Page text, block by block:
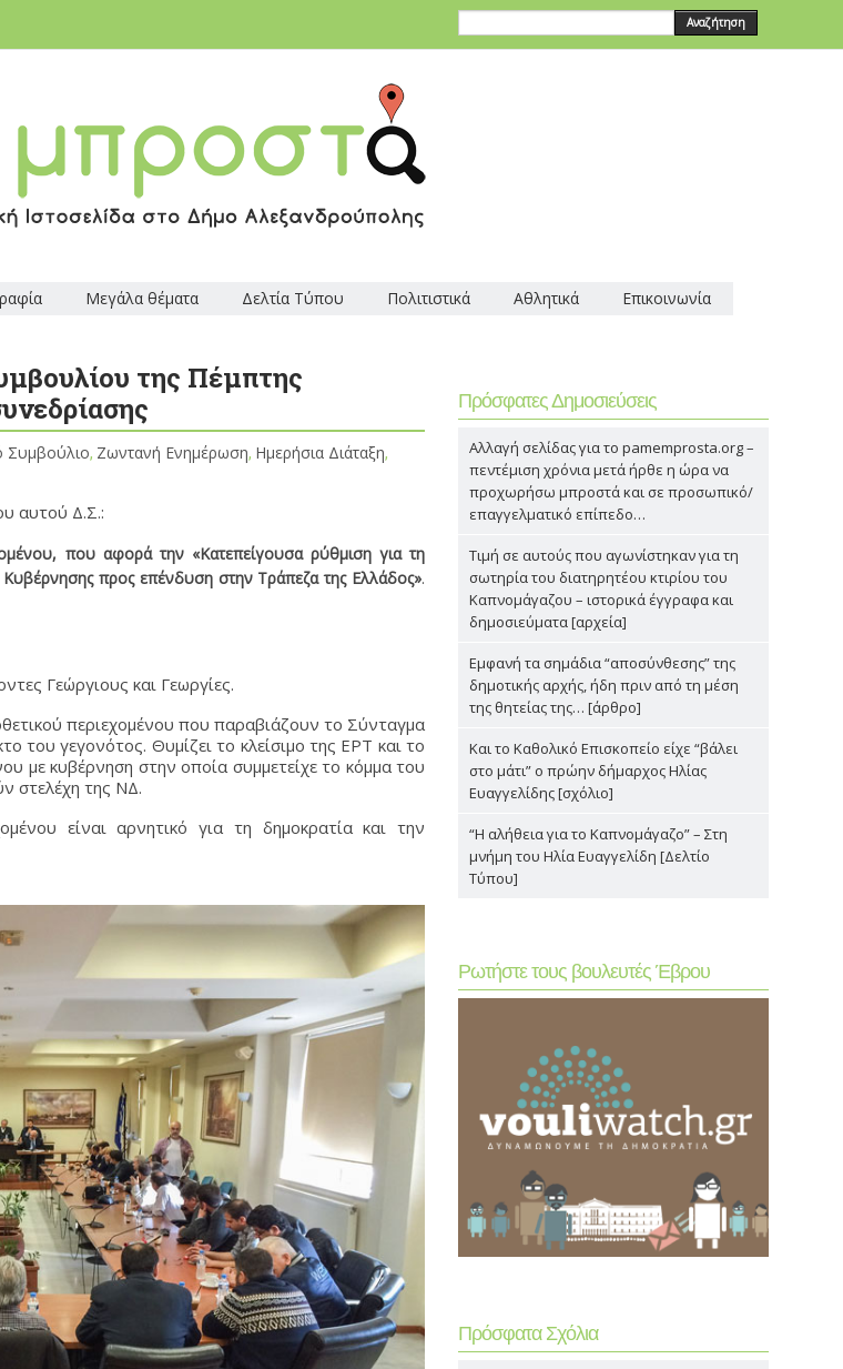
Αναζήτηση
Μεγάλα θέματα Δελτία Τύπου Πολιτιστικά Αθλητικά Επικοινωνία
της Πέμπτης
Συμβούλιο, Ζωντανή Ενημέρωση, Ημερήσια Διάταξη,
αυτού Δ.Σ.:
που αφορά την «Κατεπείγουσα ρύθμιση για τη
προς επένδυση στην Τράπεζα της Ελλάδος».
Γεώργιους και Γεωργίες.
περιεχομένου που παραβιάζουν το Σύνταγμα
του γεγονότος. Θυμίζει το κλείσιμο της ΕΡΤ και το
με κυβέρνηση στην οποία συμμετείχε το κόμμα του
στελέχη της ΝΔ.
είναι αρνητικό για τη δημοκρατία και την
Πρόσφατες Δημοσιεύσεις
Αλλαγή σελίδας για το pamemprosta.org –
πεντέμιση χρόνια μετά ήρθε η ώρα να
προχωρήσω μπροστά και σε προσωπικό/
επαγγελματικό επίπεδο…
Τιμή σε αυτούς που αγωνίστηκαν για τη
σωτηρία του διατηρητέου κτιρίου του
Καπνομάγαζου – ιστορικά έγγραφα και
δημοσιεύματα [αρχεία]
Εμφανή τα σημάδια “αποσύνθεσης” της
δημοτικής αρχής, ήδη πριν από τη μέση
της θητείας της… [άρθρο]
Και το Καθολικό Επισκοπείο είχε “βάλει
στο μάτι” ο πρώην δήμαρχος Ηλίας
Ευαγγελίδης [σχόλιο]
“Η αλήθεια για το Καπνομάγαζο” – Στη
μνήμη του Ηλία Ευαγγελίδη [Δελτίο
Τύπου]
Ρωτήστε τους βουλευτές Έβρου
Πρόσφατα Σχόλια